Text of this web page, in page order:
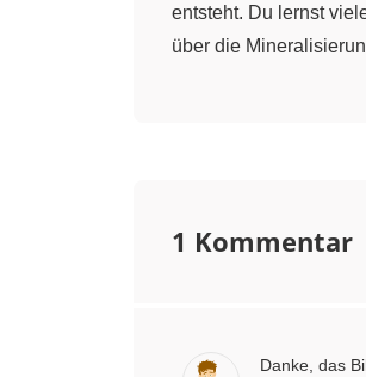
entsteht. Du lernst
über die
1 Kommentar
Danke, das